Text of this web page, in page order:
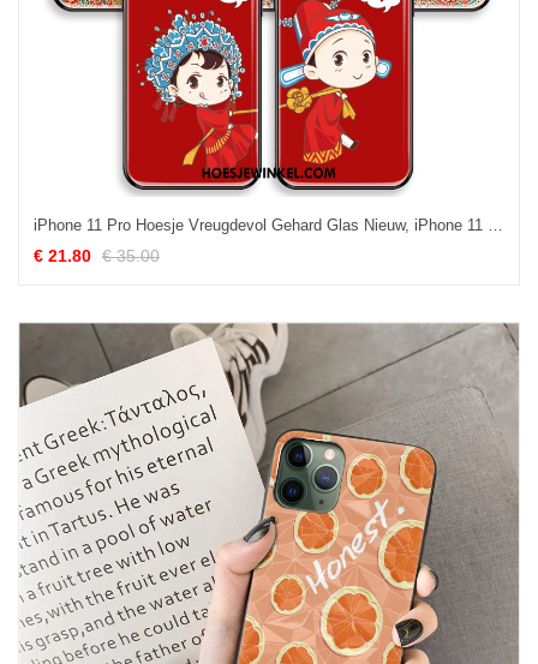
iPhone 11 Pro Hoesje Vreugdevol Gehard Glas Nieuw, iPhone 11 Pro Hoesje Chinese Stijl Lovers
€ 21.80 € 35.00